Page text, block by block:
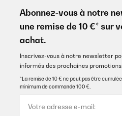
Abonnez-vous à notre
une remise de 10 €* sur
achat.
Inscrivez-vous à notre newsletter
informés des prochaines promotions.
*La remise de 10 € ne peut pas être
minimum de commande 100 €.